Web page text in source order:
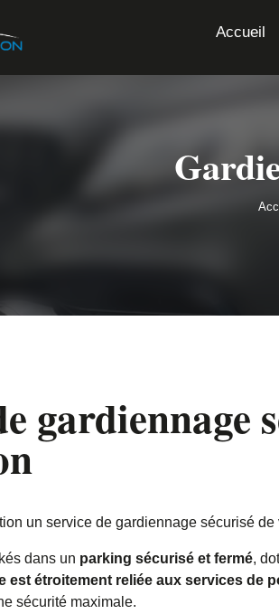
Accueil
gardiennage
un service de gardiennage sécurisé
dans un parking sécurisé et fermé,
est étroitement reliée aux services de
sécurité maximale.